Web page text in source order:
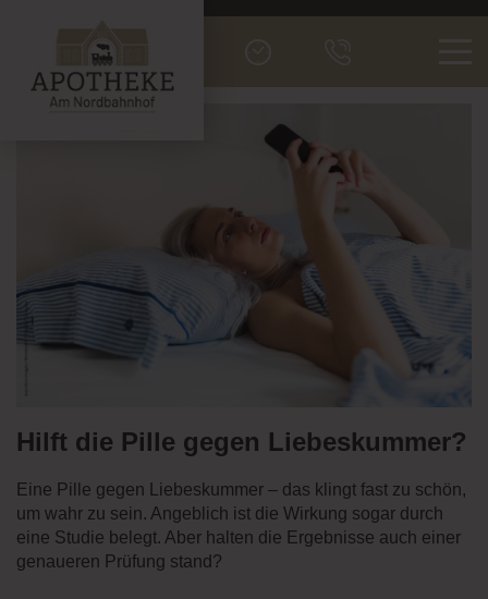
Hilft die Pille gegen Liebeskummer?
Eine Pille gegen Liebeskummer – das klingt fast zu schön,
um wahr zu sein. Angeblich ist die Wirkung sogar durch
eine Studie belegt. Aber halten die Ergebnisse auch einer
genaueren Prüfung stand?